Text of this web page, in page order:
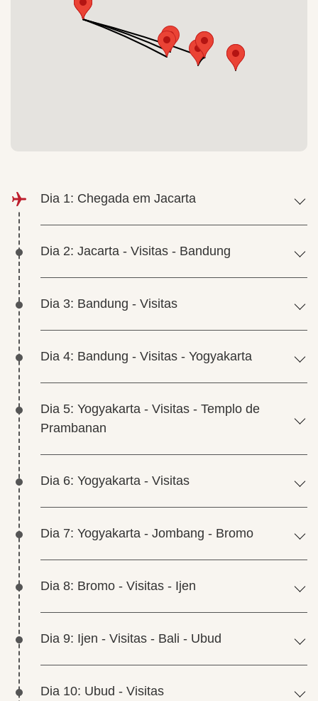
Dia 1: Chegada em Jacarta
Dia 2: Jacarta - Visitas - Bandung
Dia 3: Bandung - Visitas
Dia 4: Bandung - Visitas - Yogyakarta
Dia 5: Yogyakarta - Visitas - Templo de
Prambanan
Dia 6: Yogyakarta - Visitas
Dia 7: Yogyakarta - Jombang - Bromo
Dia 8: Bromo - Visitas - Ijen
Dia 9: Ijen - Visitas - Bali - Ubud
Dia 10: Ubud - Visitas